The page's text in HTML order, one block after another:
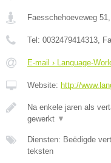
Faesschehoeveweg 51
Tel: 0032479414313 ,
E-mail › Language-
Website: http://
Na enkele jaren als
gewerkt ▼
Diensten: Beëdigde
teksten